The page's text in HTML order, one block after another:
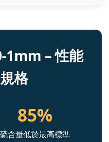
1mm – 性能
格
85%
硫含量低於最高標準